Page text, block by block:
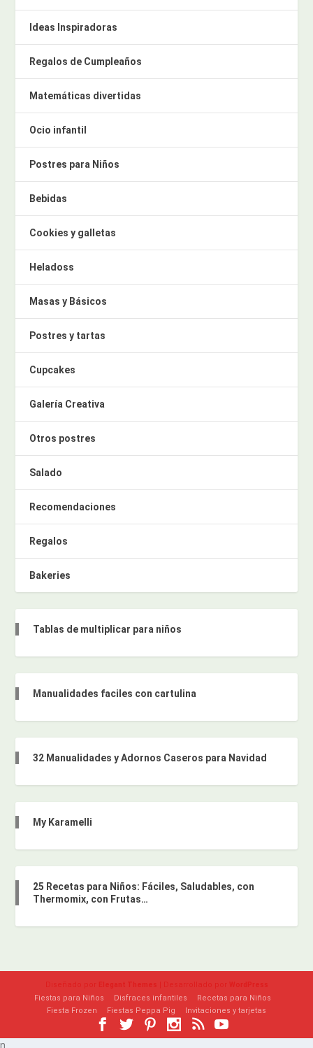
Ideas Inspiradoras
Regalos de Cumpleaños
Matemáticas divertidas
Ocio infantil
Postres para Niños
Bebidas
Cookies y galletas
Heladoss
Masas y Básicos
Postres y tartas
Cupcakes
Galería Creativa
Otros postres
Salado
Recomendaciones
Regalos
Bakeries
Tablas de multiplicar para niños
Manualidades faciles con cartulina
32 Manualidades y Adornos Caseros para Navidad
My Karamelli
25 Recetas para Niños: Fáciles, Saludables, con
Thermomix, con Frutas…
Diseñado por Elegant Themes | Desarrollado por WordPress
Fiestas para Niños Disfraces infantiles
Recetas para Niños
Fiesta Frozen
Fiestas Peppa Pig Invitaciones y tarjetas
n